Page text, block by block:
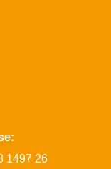
1497 26